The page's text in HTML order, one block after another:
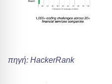
πηγή: HackerRank